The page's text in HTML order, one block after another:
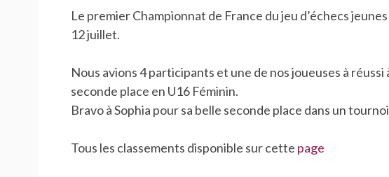
Le premier Championnat de France du jeu d’échecs
12 juillet.
Nous avions 4 participants et une de nos joueuses à réussi
seconde place en U16 Féminin.
Bravo à Sophia pour sa belle seconde place dans un
Tous les classements disponible sur cette page